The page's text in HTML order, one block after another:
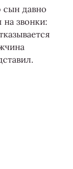
сын давно
звонки: